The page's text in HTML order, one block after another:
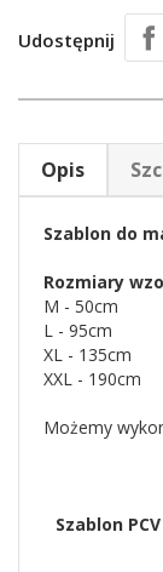
Udostępnij
Opis
Szablon do
Rozmiary
M - 50cm
L - 95cm
XL - 135cm
XXL - 190cm
Możemy
Szablon PCV